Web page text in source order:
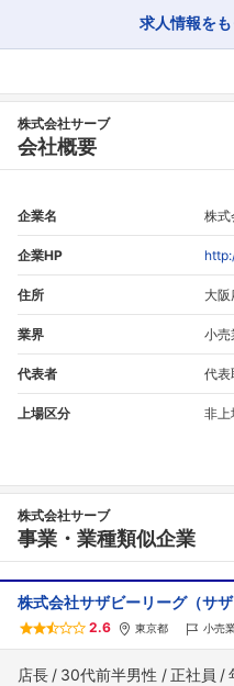
求人情報を
株式会社サーブ
会社概要
企業名 株式
企業HP
住所 大
業界 小売
代表者 代表
上場区分 非上
株式会社サーブ
事業・業種類似企業
株式会社サザビーリーグ（サザ
2.6 東京都 小売
店長 30代前半男性 正社員